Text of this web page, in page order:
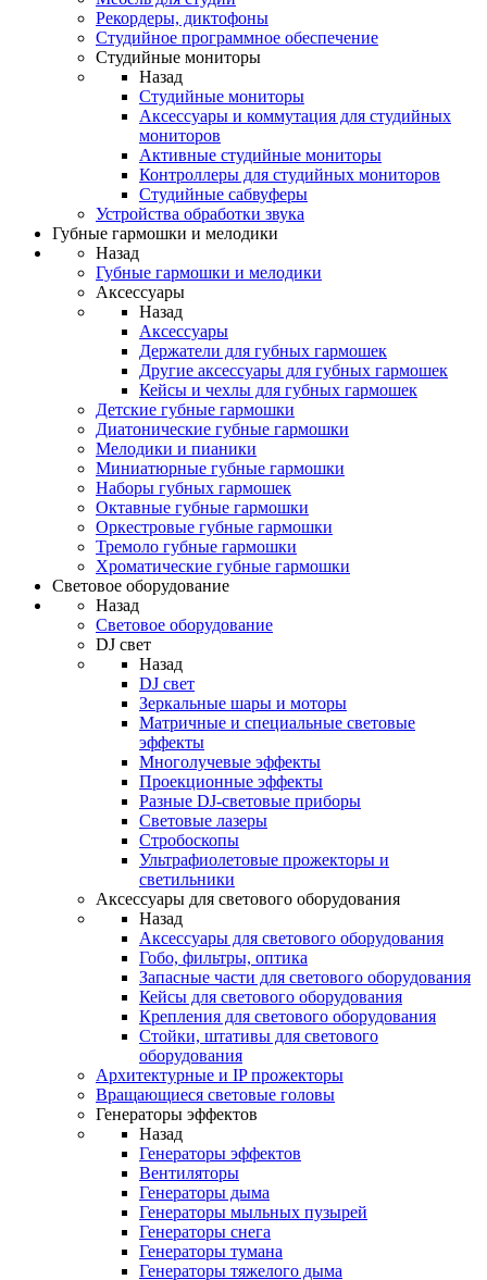
Рекордеры, диктофоны
Студийное программное обеспечение
Студийные мониторы
Назад
Студийные мониторы
Аксессуары и коммутация для студийных
мониторов
Активные студийные мониторы
Контроллеры для студийных мониторов
Студийные сабвуферы
Устройства обработки звука
Губные гармошки и мелодики
Назад
Губные гармошки и мелодики
Аксессуары
Назад
Аксессуары
Держатели для губных гармошек
Другие аксессуары для губных гармошек
Кейсы и чехлы для губных гармошек
Детские губные гармошки
Диатонические губные гармошки
Мелодики и пианики
Миниатюрные губные гармошки
Наборы губных гармошек
Октавные губные гармошки
Оркестровые губные гармошки
Тремоло губные гармошки
Хроматические губные гармошки
Световое оборудование
Назад
Световое оборудование
DJ свет
Назад
DJ свет
Зеркальные шары и моторы
Матричные и специальные световые
эффекты
Многолучевые эффекты
Проекционные эффекты
Разные DJ-световые приборы
Световые лазеры
Стробоскопы
Ультрафиолетовые прожекторы и
светильники
Аксессуары для светового оборудования
Назад
Аксессуары для светового оборудования
Гобо, фильтры, оптика
Запасные части для светового оборудования
Кейсы для светового оборудования
Крепления для светового оборудования
Стойки, штативы для светового
оборудования
Архитектурные и IP прожекторы
Вращающиеся световые головы
Генераторы эффектов
Назад
Генераторы эффектов
Вентиляторы
Генераторы дыма
Генераторы мыльных пузырей
Генераторы снега
Генераторы тумана
Генераторы тяжелого дыма